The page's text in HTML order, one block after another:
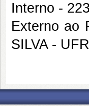
Interno -
Externo ao
SILVA -